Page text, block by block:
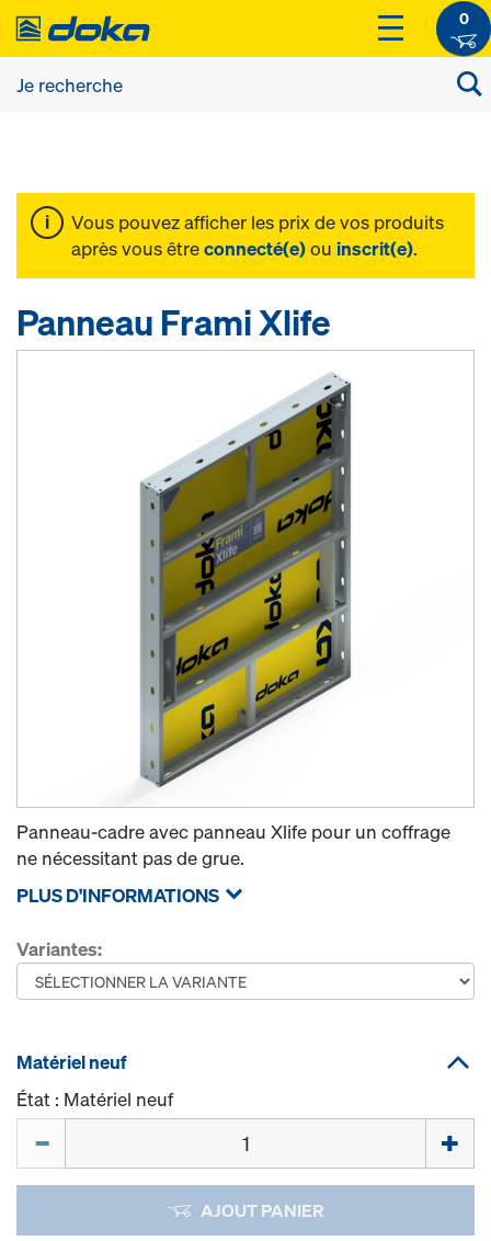
0
Vous pouvez afficher les prix de vos produits
après vous êtreconnecté(e)ou inscrit(e).
Panneau Frami Xlife
Panneau-cadre avec panneau Xlife pour un coffrage
ne nécessitant pas de grue.
PLUS D'INFORMATIONS
Variantes:
Matériel neuf
État : Matériel neuf
AJOUT PANIER